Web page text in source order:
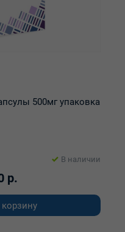
500мг упаковка
В наличии
р.
корзину